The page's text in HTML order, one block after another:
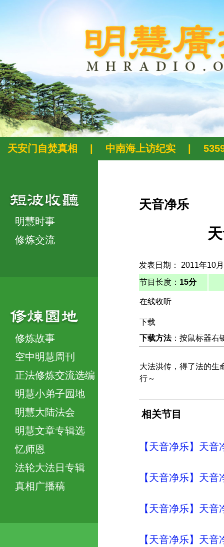
天安门自焚真相 中南海上访纪实
明慧时事
修炼交流
修炼故事
空中明慧周刊
正法修炼交流选编
明慧小弟子园地
明慧大陆法会
明慧文章专辑选
忆师恩
法轮大法日专辑
真相广播稿
天音净乐
发表日期： 2011年10
节目长度： 15分
在线收听
下载
下载方法：按鼠标器右
大法洪传，得了法的生
行～
相关节目
【天音净乐】天
【天音净乐】天
【天音净乐】天
【天音净乐】天